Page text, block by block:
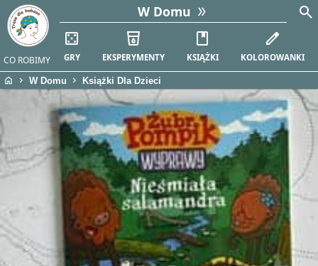
CO ROBIMY
W Domu
casino
GRY
local_drink
EKSPERYMENTY
book
KSIĄŻKI
edit
KOLOROWANKI
search
home chevron_right W Domu chevron_right Książki Dla Dzieci